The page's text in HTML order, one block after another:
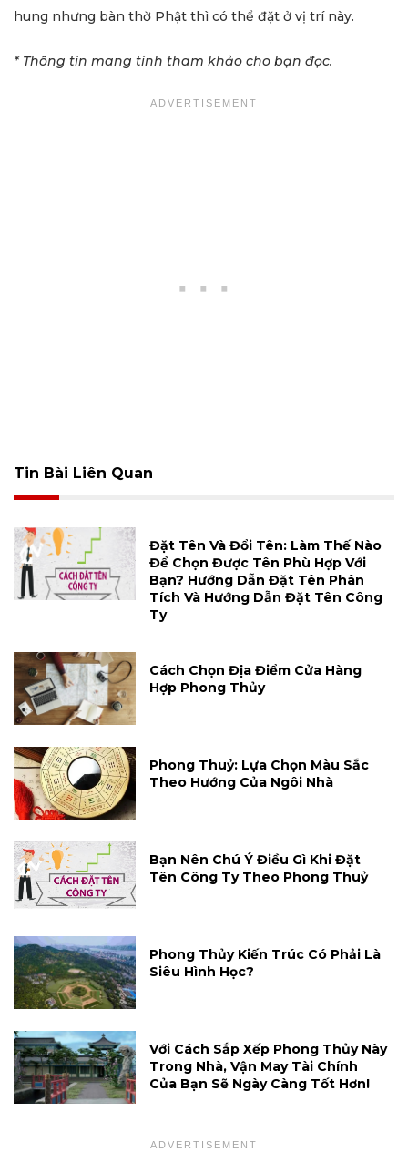
hung nhưng bàn thờ Phật thì có thể đặt ở vị trí này.
* Thông tin mang tính tham khảo cho bạn đọc.
Tin Bài Liên Quan
Đặt Tên Và Đổi Tên: Làm Thế Nào
Để Chọn Được Tên Phù Hợp Với
Bạn? Hướng Dẫn Đặt Tên Phân
Tích Và Hướng Dẫn Đặt Tên Công
Ty
Cách Chọn Địa Điểm Cửa Hàng
Hợp Phong Thủy
Phong Thuỷ: Lựa Chọn Màu Sắc
Theo Hướng Của Ngôi Nhà
Bạn Nên Chú Ý Điều Gì Khi Đặt
Tên Công Ty Theo Phong Thuỷ
Phong Thủy Kiến Trúc Có Phải Là
Siêu Hình Học?
Với Cách Sắp Xếp Phong Thủy Này
Trong Nhà, Vận May Tài Chính
Của Bạn Sẽ Ngày Càng Tốt Hơn!